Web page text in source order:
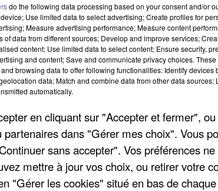
groupe B en National 2
à 0 ce week-end pour la deuxième
de prendre la première place du
journée, samedi, le FC Chartres se
end. Dreux n’a signé qu’un match nul
comptait pour la douzième journée
qui recevait Montlouis. Au
huitième. Samedi, on jouera la
do the following data processing based on your consent and/or
Use limited data to select advertising; Create profiles for
Measure advertising performance; Measure content
of data from different sources; Develop and improve services;
content; Use limited data to select content; Ensure security,
and content; Save and communicate privacy choices.
browsing data to offer following functionalities: Identify devices
data; Match and combine data from other data
automatically.
en cliquant sur "Accepter et fermer",
partenaires dans "Gérer mes choix". Vous
sans accepter". Vos préférences
mettre à jour vos choix, ou retirer votre
"Gérer les cookies" situé en bas de